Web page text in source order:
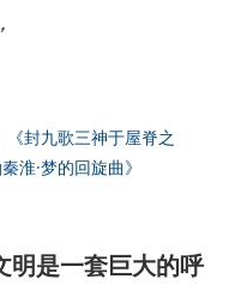
《封九歌三神于屋脊之
秦淮·梦的回旋曲》
明是一套巨大的呼